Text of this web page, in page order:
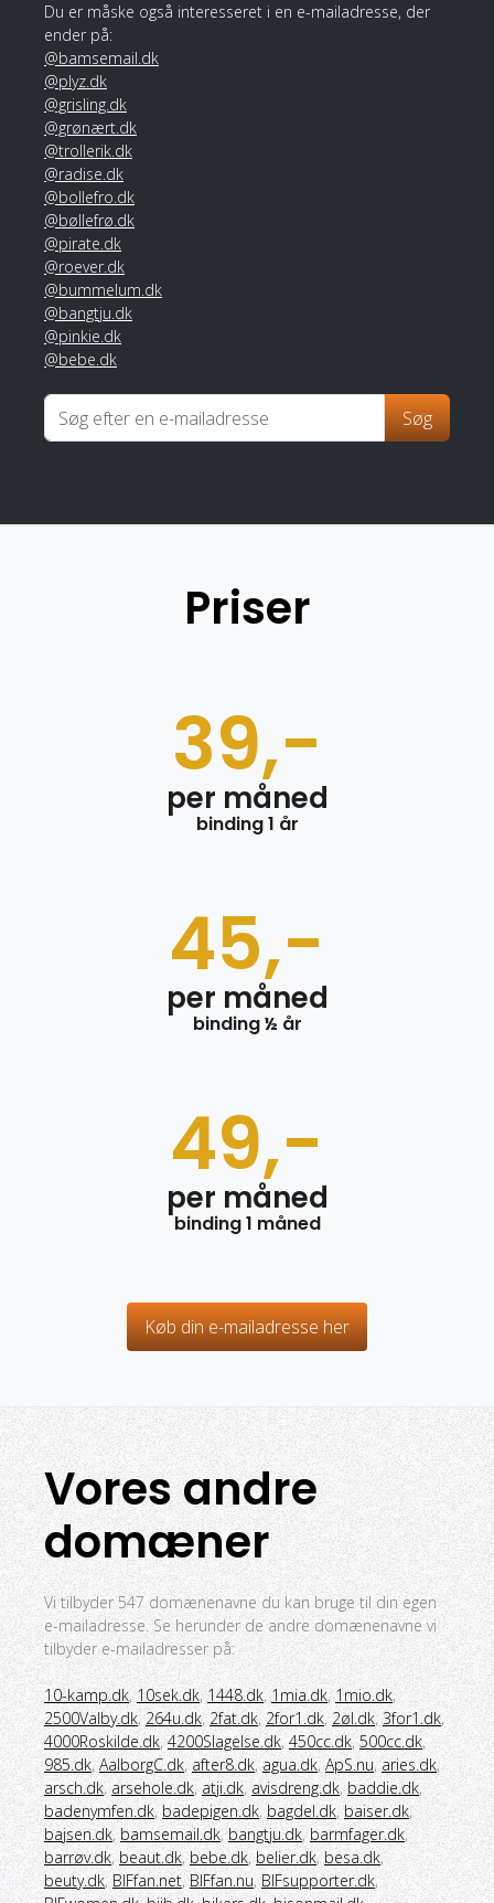
Du er måske også interesseret i en e-mailadresse, der
ender på:
@bamsemail.dk
@plyz.dk
@grisling.dk
@grønært.dk
@trollerik.dk
@radise.dk
@bollefro.dk
@bøllefrø.dk
@pirate.dk
@roever.dk
@bummelum.dk
@bangtju.dk
@pinkie.dk
@bebe.dk
Søg
Priser
39,-
per måned
binding 1 år
45,-
per måned
binding ½ år
49,-
per måned
binding 1 måned
Køb din e-mailadresse her
Vores andre
domæner
Vi tilbyder 547 domænenavne du kan bruge til din egen
e-mailadresse. Se herunder de andre domænenavne vi
tilbyder e-mailadresser på:
10-kamp.dk, 10sek.dk, 1448.dk, 1mia.dk, 1mio.dk,
2500Valby.dk, 264u.dk, 2fat.dk, 2for1.dk, 2øl.dk, 3for1.dk,
4000Roskilde.dk, 4200Slagelse.dk, 450cc.dk, 500cc.dk,
985.dk, AalborgC.dk, after8.dk, agua.dk, ApS.nu, aries.dk,
arsch.dk, arsehole.dk, atji.dk, avisdreng.dk, baddie.dk,
badenymfen.dk, badepigen.dk, bagdel.dk, baiser.dk,
bajsen.dk, bamsemail.dk, bangtju.dk, barmfager.dk,
barrøv.dk, beaut.dk, bebe.dk, belier.dk, besa.dk,
beuty.dk, BIFfan.net, BIFfan.nu, BIFsupporter.dk,